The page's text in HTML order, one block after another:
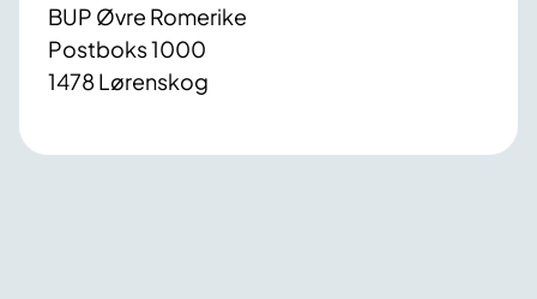
BUP Øvre Romerike
Postboks 1000
1478 Lørenskog